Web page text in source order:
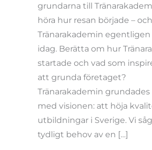
grundarna till
höra hur resan började –
Tränarakademin egentligen
idag. Berätta om hur
startade och vad som
att grunda företaget?
Tränarakademin grundades
med visionen: att höja
utbildningar i Sverige. Vi
tydligt behov av en […]